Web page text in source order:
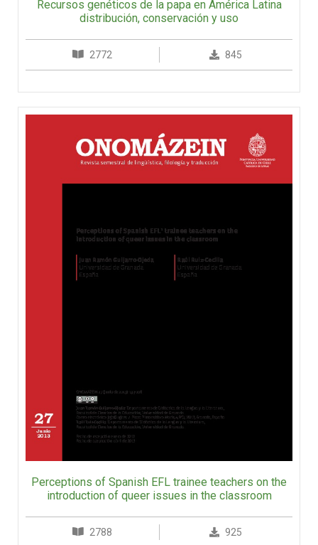
Recursos genéticos de la papa en América Latina
distribución, conservación y uso
2772 845
Perceptions of Spanish EFL trainee teachers on the
introduction of queer issues in the classroom
2788 925